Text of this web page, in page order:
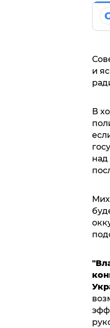
и
В
над